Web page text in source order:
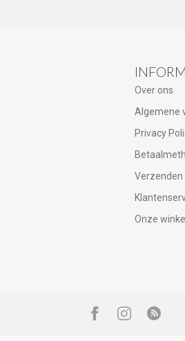
Over ons
Algemene
Privacy
Verzenden
Onze winkel